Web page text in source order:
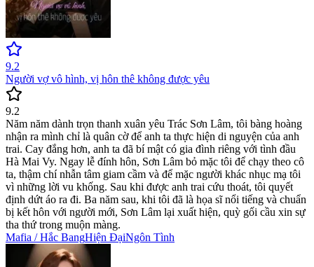
9.2
Người vợ vô hình, vị hôn thê không được yêu
9.2
Năm năm dành trọn thanh xuân yêu Trác Sơn Lâm, tôi bàng hoàng
nhận ra mình chỉ là quân cờ để anh ta thực hiện di nguyện của anh
trai. Cay đắng hơn, anh ta đã bí mật có gia đình riêng với tình đầu
Hà Mai Vy. Ngay lễ đính hôn, Sơn Lâm bỏ mặc tôi để chạy theo cô
ta, thậm chí nhẫn tâm giam cầm và để mặc người khác nhục mạ tôi
vì những lời vu khống. Sau khi được anh trai cứu thoát, tôi quyết
định dứt áo ra đi. Ba năm sau, khi tôi đã là họa sĩ nổi tiếng và chuẩn
bị kết hôn với người mới, Sơn Lâm lại xuất hiện, quỳ gối cầu xin sự
tha thứ trong muộn màng.
Mafia / Hắc BangHiện ĐạiNgôn Tình